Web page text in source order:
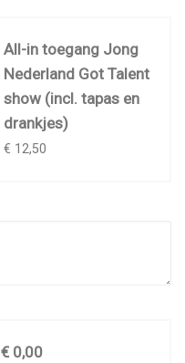
All-in toegang Jong
Nederland Got Talent
show (incl. tapas en
drankjes)
€ 12,50
€ 0,00